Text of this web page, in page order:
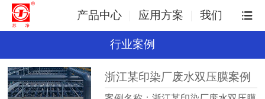
产品中心 应用方案 我们
行业案例
浙江某印染厂废水双压膜案例